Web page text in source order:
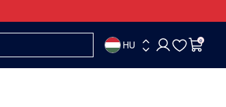
HU 0